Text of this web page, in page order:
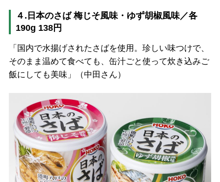
４.日本のさば 梅じそ風味・ゆず胡椒風味／各
190g 138円
「国内で水揚げされたさばを使用。珍しい味つけで、
そのまま温めて食べても、缶汁ごと使って炊き込みご
飯にしても美味」（中田さん）